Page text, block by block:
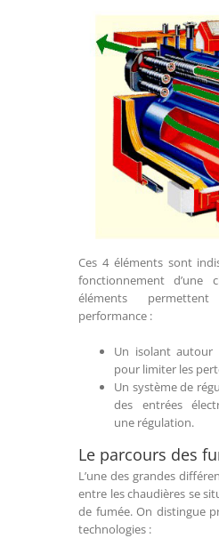
Ces 4 éléments sont
fonctionnement d’une
éléments
performance :
Un isolant autour
pour limiter les
Un système de
des entrées
une régulation.
Le parcours des
L’une des grandes
entre les chaudières se
de fumée. On distingue
technologies :